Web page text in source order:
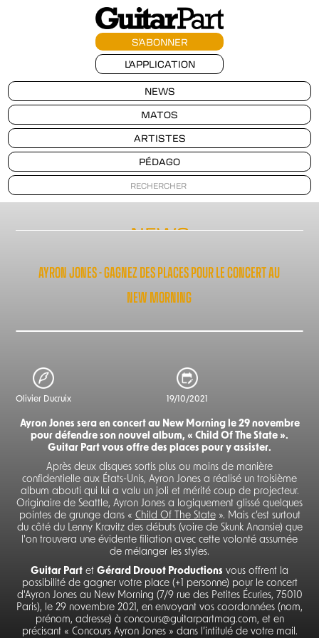
S'ABONNER
L'APPLICATION
NEWS
MATOS
ARTISTES
PÉDAGO
NEWS
AYRON JONES - GAGNEZ DES PLACES POUR LE CONCERT AU
NEW MORNING
Olivier Ducruix 19/10/2021
Ayron Jones sera en concert au New Morning le 29 novembre
pour défendre son nouvel album, « Child Of The State ».
Guitar Part vous offre des places pour y assister.
Après deux disques sortis plus ou moins de manière
confidentielle aux États-Unis, Ayron Jones a réalisé un troisième
album abouti qui lui a valu un joli et mérité coup de projecteur.
Originaire de Seattle, Ayron Jones a logiquement glissé quelques
pointes de grunge dans « Child Of The State». Mais c’est surtout
du côté du Lenny Kravitz des débuts (voire de Skunk Anansie) que
l'on trouvera une évidente filiation avec cette volonté assumée
de mélanger les styles.
Guitar Part et Gérard Drouot Productions vous offrent la
possibilité de gagner votre place (+1 personne) pour le concert
d'Ayron Jones au New Morning (7/9 rue des Petites Écuries, 75010
Paris), le 29 novembre 2021, en envoyant vos coordonnées (nom,
prénom, adresse) à concours@guitarpartmag.com, et en
précisant « Concours Ayron Jones » dans l’intitulé de votre mail.